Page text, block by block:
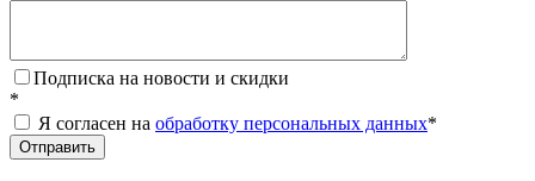
Подписка на новости и скидки
*
Я согласен на обработку персональных данных*